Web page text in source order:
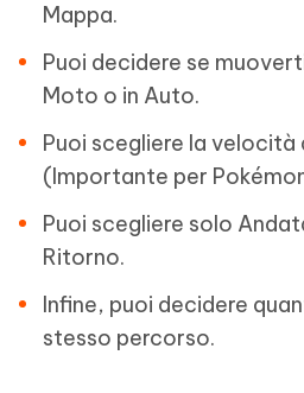
Mappa.
Puoi decidere se
Moto o in Auto.
Puoi scegliere la
(Importante per
Puoi scegliere solo
Ritorno.
Infine, puoi decidere
stesso percorso.